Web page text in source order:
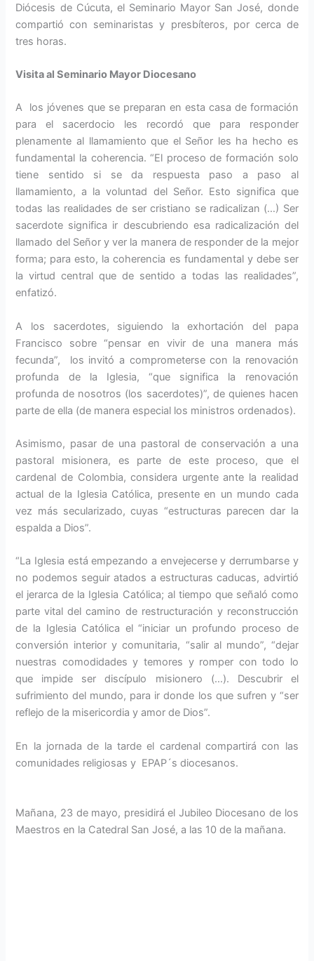
Diócesis de Cúcuta, el Seminario Mayor San José, donde
compartió con seminaristas y presbíteros, por cerca de
tres horas.
Visita al Seminario Mayor Diocesano
A los jóvenes que se preparan en esta casa de formación
para el sacerdocio les recordó que para responder
plenamente al llamamiento que el Señor les ha hecho es
fundamental la coherencia. “El proceso de formación solo
tiene sentido si se da respuesta paso a paso al
llamamiento, a la voluntad del Señor. Esto significa que
todas las realidades de ser cristiano se radicalizan (…) Ser
sacerdote significa ir descubriendo esa radicalización del
llamado del Señor y ver la manera de responder de la mejor
forma; para esto, la coherencia es fundamental y debe ser
la virtud central que de sentido a todas las realidades”,
enfatizó.
A los sacerdotes, siguiendo la exhortación del papa
Francisco sobre “pensar en vivir de una manera más
fecunda”, los invitó a comprometerse con la renovación
profunda de la Iglesia, “que significa la renovación
profunda de nosotros (los sacerdotes)”, de quienes hacen
parte de ella (de manera especial los ministros ordenados).
Asimismo, pasar de una pastoral de conservación a una
pastoral misionera, es parte de este proceso, que el
cardenal de Colombia, considera urgente ante la realidad
actual de la Iglesia Católica, presente en un mundo cada
vez más secularizado, cuyas “estructuras parecen dar la
espalda a Dios”.
“La Iglesia está empezando a envejecerse y derrumbarse y
no podemos seguir atados a estructuras caducas, advirtió
el jerarca de la Iglesia Católica; al tiempo que señaló como
parte vital del camino de restructuración y reconstrucción
de la Iglesia Católica el “iniciar un profundo proceso de
conversión interior y comunitaria, “salir al mundo”, “dejar
nuestras comodidades y temores y romper con todo lo
que impide ser discípulo misionero (…). Descubrir el
sufrimiento del mundo, para ir donde los que sufren y “ser
reflejo de la misericordia y amor de Dios”.
En la jornada de la tarde el cardenal compartirá con las
comunidades religiosas y EPAP´s diocesanos.
Mañana, 23 de mayo, presidirá el Jubileo Diocesano de los
Maestros en la Catedral San José, a las 10 de la mañana.